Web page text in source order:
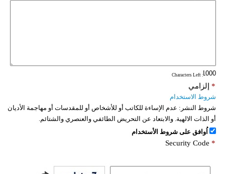
: Characters Left
إلزامي *
شروط الاستخدام
شروط النشر: عدم الإساءة للكاتب أو للأشخاص أو للمقدسات أو مهاجمة الأديان
أو الذات الالهية. والابتعاد عن التحريض الطائفي والعنصري والشتائم.
اُوافق على شروط الأستخدام
Security Code *